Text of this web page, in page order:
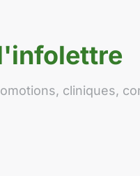
cliniques,